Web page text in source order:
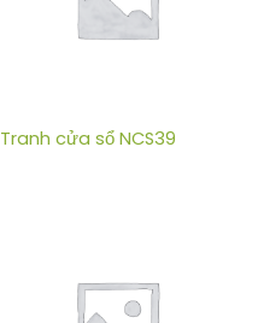
Tranh cửa sổ NCS39